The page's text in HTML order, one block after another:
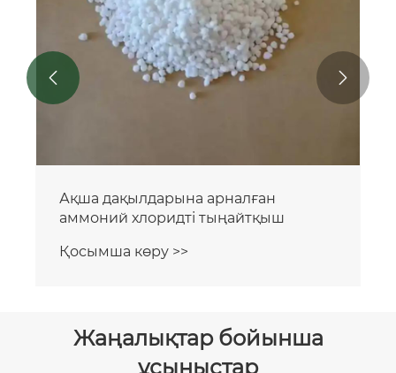
Ақша дақылдарына арналған
аммоний хлоридті тыңайтқыш
Қосымша көру >>
 
Жаңалықтар бойынша
ұсыныстар